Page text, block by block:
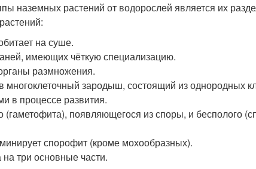
наземных растений от водорослей является их
на суше.
имеющих чёткую специализацию.
размножения.
многоклеточный зародыш, состоящий из однородных
в процессе развития.
(гаметофита), появляющегося из споры, и бесполого
спорофит (кроме мохообразных).
три основные части.